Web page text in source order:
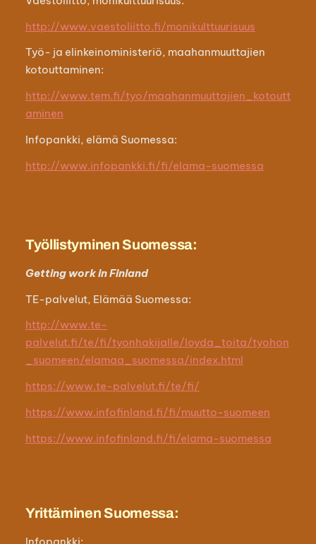
http://www.vaestoliitto.fi/monikulttuurisuus
Työ- ja elinkeinoministeriö, maahanmuuttajien
kotouttaminen:
http://www.tem.fi/tyo/maahanmuuttajien_kotoutt
aminen
Infopankki, elämä Suomessa:
http://www.infopankki.fi/fi/elama-suomessa
Työllistyminen Suomessa:
Getting work in Finland
TE-palvelut, Elämää Suomessa:
http://www.te-
palvelut.fi/te/fi/tyonhakijalle/loyda_toita/tyohon
_suomeen/elamaa_suomessa/index.html
https://www.te-palvelut.fi/te/fi/
https://www.infofinland.fi/fi/muutto-suomeen
https://www.infofinland.fi/fi/elama-suomessa
Yrittäminen Suomessa:
Infopankki: